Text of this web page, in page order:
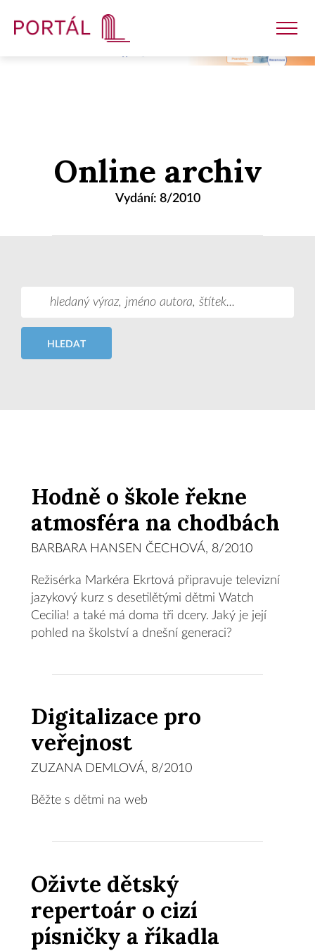
ČasopisyOnline archiv
Vydání: 8/2010
HLEDAT
Hodně o škole řekne
atmosféra na chodbách
BARBARA HANSEN ČECHOVÁ, 8/2010
Režisérka Markéra Ekrtová připravuje televizní
jazykový kurz s desetilětými dětmi Watch
Cecilia! a také má doma tři dcery. Jaký je její
pohled na školství a dnešní generaci?
Digitalizace pro
veřejnost
ZUZANA DEMLOVÁ, 8/2010
Běžte s dětmi na web
Oživte dětský
repertoár o cizí
písničky a říkadla